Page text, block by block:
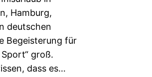
Hamburg,
deutschen
Begeisterung für
groß.
dass es…